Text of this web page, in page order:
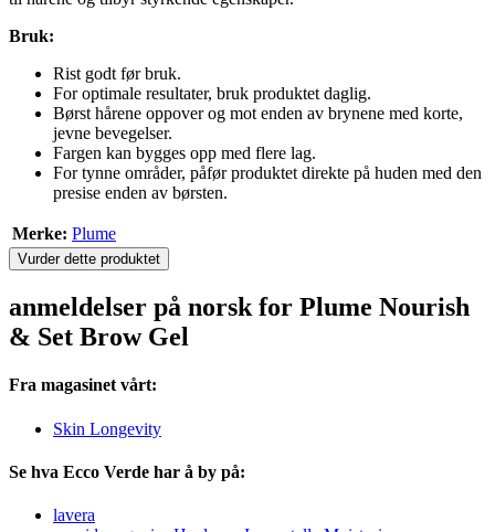
Bruk:
Rist godt før bruk.
For optimale resultater, bruk produktet daglig.
Børst hårene oppover og mot enden av brynene med korte,
jevne bevegelser.
Fargen kan bygges opp med flere lag.
For tynne områder, påfør produktet direkte på huden med den
presise enden av børsten.
Merke: Plume
Vurder dette produktet
anmeldelser på norsk for Plume Nourish
& Set Brow Gel
Fra magasinet vårt:
Skin Longevity
Se hva Ecco Verde har å by på:
lavera